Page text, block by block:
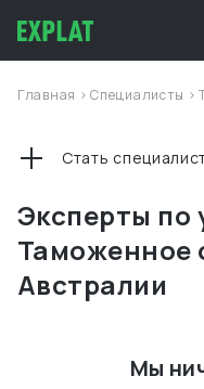
Главная >Специалисты >
Эксперты по
Таможенное
Австралии
Стать
Мы